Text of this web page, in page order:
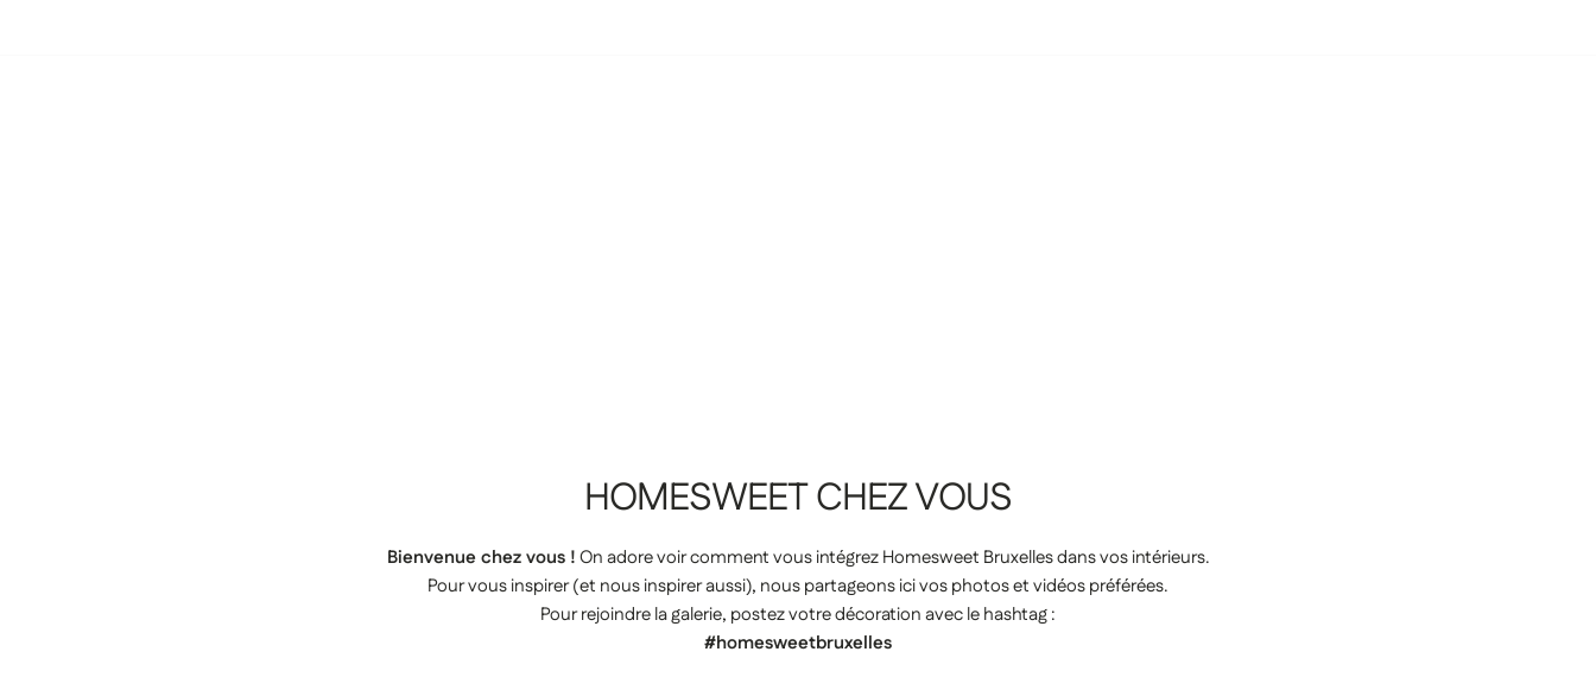
HOMESWEETCHEZVOUS
Bienvenue chez vous !On adore voir comment vous intégrez Homesweet Bruxelles dans vos intérieurs.
Pour vous inspirer (et nous inspirer aussi), nous partageons ici vos photos et vidéos préférées.
Pour rejoindre la galerie, postez votre décoration avec le hashtag :
#homesweetbruxelles